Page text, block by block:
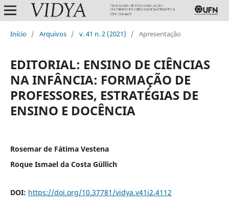
Início / Arquivos / v. 41 n. 2 (2021) / Apresentação
EDITORIAL: ENSINO DE CIÊNCIAS
NA INFÂNCIA: FORMAÇÃO DE
PROFESSORES, ESTRATÉGIAS DE
ENSINO E DOCÊNCIA
Rosemar de Fátima Vestena
Roque Ismael da Costa Güllich
DOI: https://doi.org/10.37781/vidya.v41i2.4112